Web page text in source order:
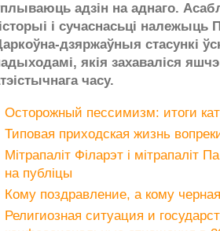
адзін на аднаго.
і сучаснасьці належыць
дзяржаўныя стасункі
якія захаваліся
часу.
Осторожный пессимизм: итоги
Типовая приходская жизнь
Мітрапаліт Філарэт і мітрапаліт
на публіцы
Кому поздравление, а кому
Религиозная ситуация и